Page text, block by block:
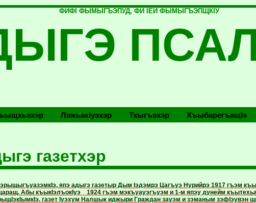
ФИФI ФЫМЫГЪЭПУД, ФИ IЕЙ ФЫМЫГЪЭПЩКIУ
Лэжьакlуэхэр Тхыгъэхэр Хъыбарегъащlэ
газетхэр
япэ адыгэ газетыр Дым Iэдэмрэ Цагъуэ Нурийрэ 1917 гъэм
Абы къыкIэлъокIуэ 1924 гъэм мэкъуауэгъуэм и 1-м япэу дунейм
газет Iуэхум Налшык иджыри Граждан зауэм и зэманым зэфIэувэн